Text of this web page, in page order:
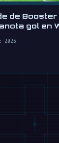
de Booster
gol en
2026